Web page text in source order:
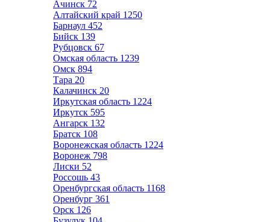
Ачинск 72
Алтайский край 1250
Барнаул 452
Бийск 139
Рубцовск 67
Омская область 1239
Омск 894
Тара 20
Калачинск 20
Иркутская область 1224
Иркутск 595
Ангарск 132
Братск 108
Воронежская область 1224
Воронеж 798
Лиски 52
Россошь 43
Оренбургская область 1168
Оренбург 361
Орск 126